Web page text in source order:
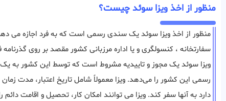
منظور از اخذ ویزا سوئد چیست؟
منظور از اخذ ویزا سوئد یک سندی رسمی است که به فرد اجازه می
سفارتخانه ، کنسولگری و یا اداره مرزبانی کشور مقصد بر روی
ویزا سوئد یک مجوز و تاییدیه مشروط است که توسط این کشور به یک
رسمی این کشور را می‌دهد. ویزا معمولاً شامل تاریخ اعتبار، مدت
دارد به آنها سفر کند. ویزا می توانند امکان کار، تحصیل و اقامت